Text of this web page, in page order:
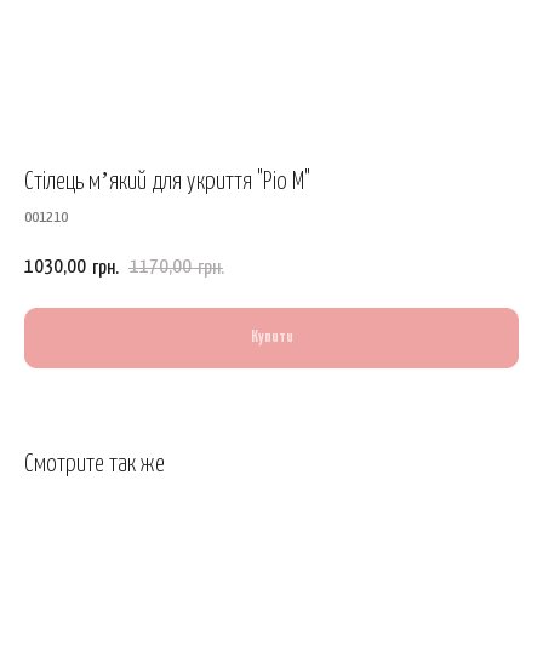
Стілець мʼякий для укриття "Ріо М"
001210
1030,00 грн. 1170,00 грн.
Купити
Смотрите так же